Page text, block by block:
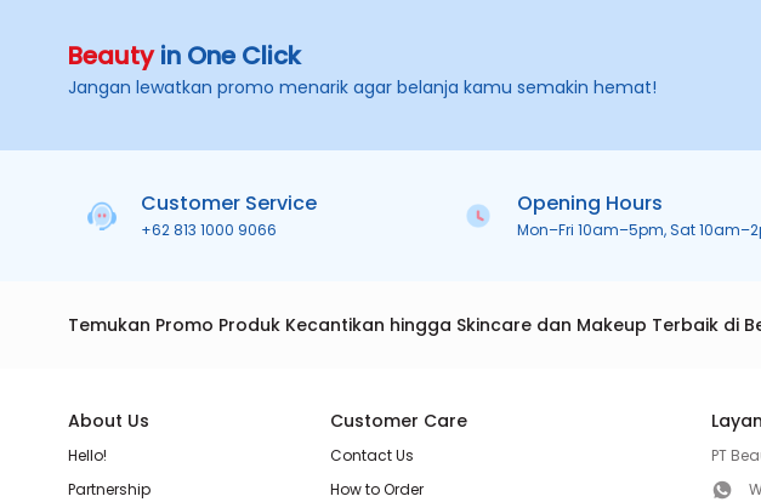
Beautyin One Click
Jangan lewatkan promo menarik agar belanja kamu semakin hemat!
Customer Service
+62 813 1000 9066
Opening Hours
Mon–Fri 10am–5pm, Sat
Temukan Promo Produk Kecantikan hingga Skincare dan Makeup Terbaik di
About Us
Hello!
Partnership
Customer Care
Contact Us
How to Order
PT